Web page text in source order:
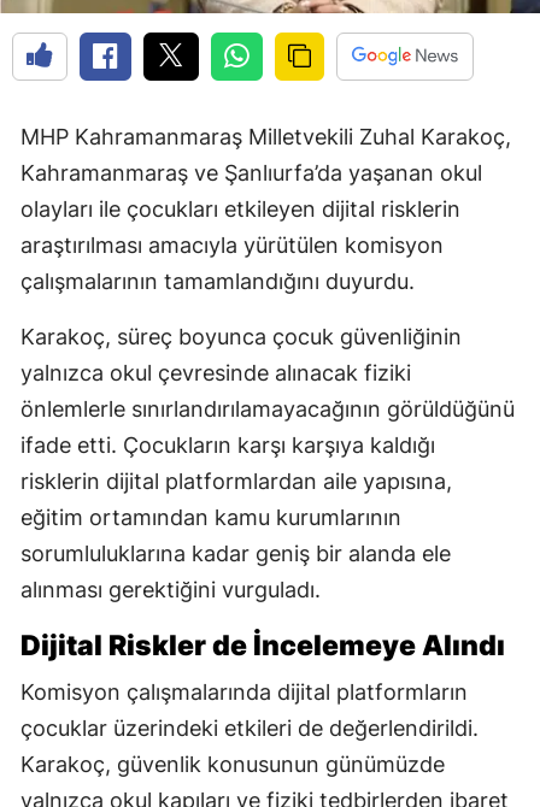
MHP Kahramanmaraş Milletvekili Zuhal Karakoç,
Kahramanmaraş ve Şanlıurfa’da yaşanan okul
olayları ile çocukları etkileyen dijital risklerin
araştırılması amacıyla yürütülen komisyon
çalışmalarının tamamlandığını duyurdu.
Karakoç, süreç boyunca çocuk güvenliğinin
yalnızca okul çevresinde alınacak fiziki
önlemlerle sınırlandırılamayacağının görüldüğünü
ifade etti. Çocukların karşı karşıya kaldığı
risklerin dijital platformlardan aile yapısına,
eğitim ortamından kamu kurumlarının
sorumluluklarına kadar geniş bir alanda ele
alınması gerektiğini vurguladı.
Dijital Riskler de İncelemeye Alındı
Komisyon çalışmalarında dijital platformların
çocuklar üzerindeki etkileri de değerlendirildi.
Karakoç, güvenlik konusunun günümüzde
yalnızca okul kapıları ve fiziki tedbirlerden ibaret